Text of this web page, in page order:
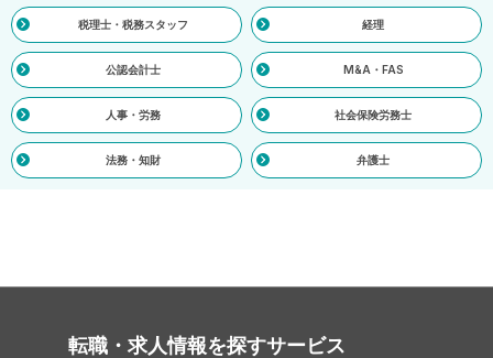
税理士・税務スタッフ 経理
公認会計士 M&A・FAS
人事・労務 社会保険労務士
法務・知財 弁護士
転職・求人情報を探すサービス